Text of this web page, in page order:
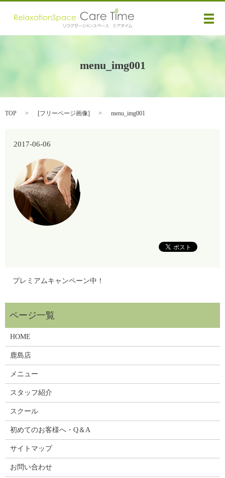
メ
menu_img001
TOP [フリーページ画像] menu_img001
2017-06-06
プレミアムキャンペーン中！
HOME
鹿島店
メニュー
スタッフ紹介
スクール
初めてのお客様へ・Q＆A
サイトマップ
お問い合わせ